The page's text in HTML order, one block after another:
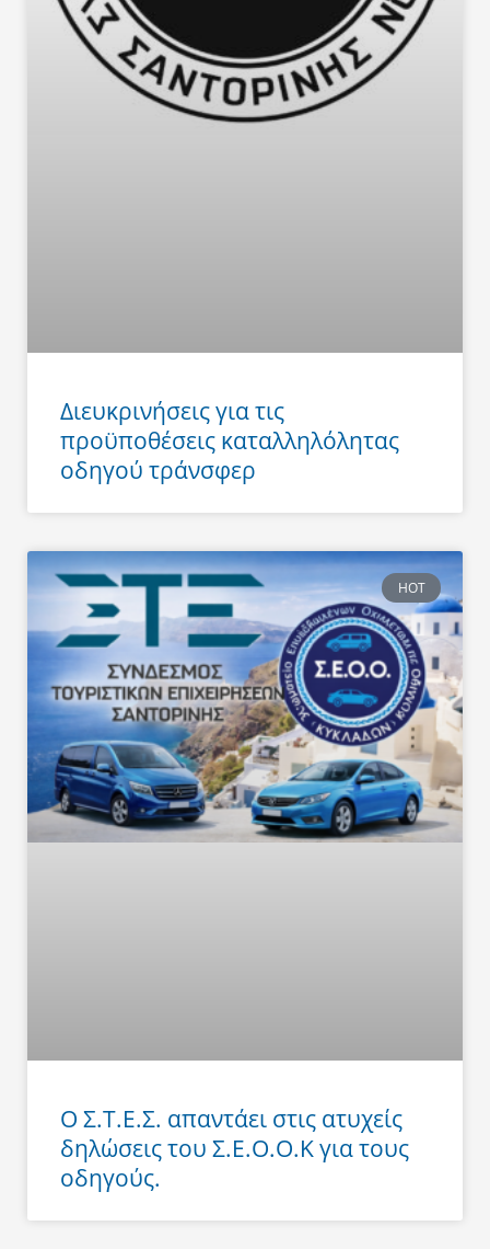
Διευκρινήσεις για τις
προϋποθέσεις καταλληλόλητας
οδηγού τράνσφερ
HOT
Ο Σ.Τ.Ε.Σ. απαντάει στις ατυχείς
δηλώσεις του Σ.Ε.Ο.Ο.Κ για τους
οδηγούς.